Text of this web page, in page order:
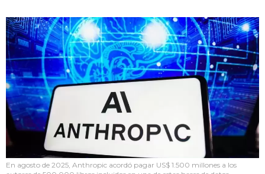
En agosto de 2025, Anthropic acordó pagar US$ 1.500 millones a los